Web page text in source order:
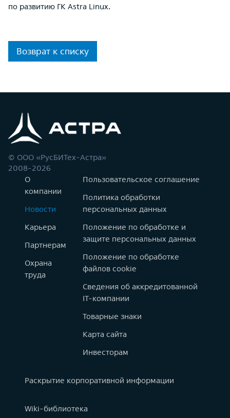
по развитию ГК Astra Linux.
Возврат к списку
© ООО «РусБИТех-Астра»
2008-2026
О
компании
Новости
Карьера
Партнерам
Охрана
труда
Пользовательское соглашение
Политика обработки
персональных данных
Положение по обработке и
защите персональных данных
Положение по обработке
файлов cookie
Сведения об аккредитованной
IT-компании
Товарные знаки
Карта сайта
Инвесторам
Раскрытие корпоративной информации
Wiki-библиотека